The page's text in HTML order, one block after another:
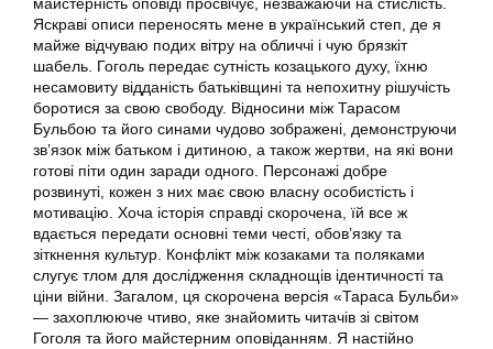
майстерність оповіді просвічує, незважаючи на стислість.
Яскраві описи переносять мене в український степ, де я
майже відчуваю подих вітру на обличчі і чую брязкіт
шабель. Гоголь передає сутність козацького духу, їхню
несамовиту відданість батьківщині та непохитну рішучість
боротися за свою свободу. Відносини між Тарасом
Бульбою та його синами чудово зображені, демонструючи
зв’язок між батьком і дитиною, а також жертви, на які вони
готові піти один заради одного. Персонажі добре
розвинуті, кожен з них має свою власну особистість і
мотивацію. Хоча історія справді скорочена, їй все ж
вдається передати основні теми честі, обов’язку та
зіткнення культур. Конфлікт між козаками та поляками
слугує тлом для дослідження складнощів ідентичності та
ціни війни. Загалом, ця скорочена версія «Тараса Бульби»
— захоплююче чтиво, яке знайомить читачів зі світом
Гоголя та його майстерним оповіданням. Я настійно